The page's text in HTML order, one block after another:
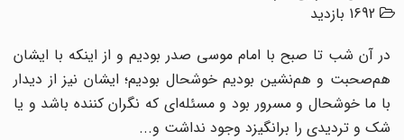
1692 بازدید
در آن شب تا صبح با امام موسی صدر بودیم و از اینکه با ایشان
هم‌صحبت و هم‌نشین بودیم خوشحال بودیم؛ ایشان نیز از دیدار
با ما خوشحال و مسرور بود و مسئله‌ای که نگران کننده باشد و یا
شک و تردیدی را برانگیزد وجود نداشت و...